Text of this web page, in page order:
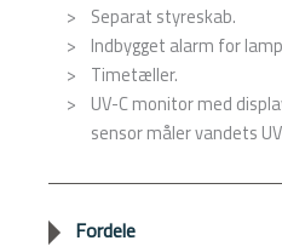
Separat styreskab.
Indbygget alarm for
Timetæller.
UV-C monitor med
sensor måler vandets
Fordele